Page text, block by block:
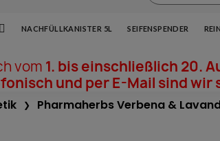
NACHFÜLLKANISTER 5L SEIFENSPENDER
vom 1. bis einschließlich 20.
und per E-Mail sind
Pharmaherbs Verbena &